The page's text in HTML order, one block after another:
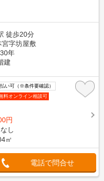
徒歩20分
宮字坊屋敷
年
建
い可（※条件要確認）
料オンライン相談可
円
なし
㎡
電話で問合せ